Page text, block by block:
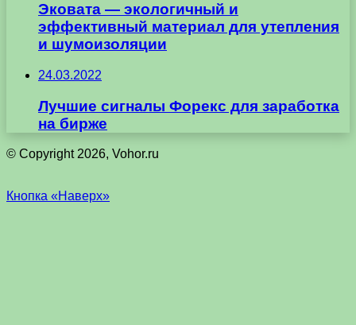
Эковата — экологичный и
эффективный материал для утепления
и шумоизоляции
24.03.2022
Лучшие сигналы Форекс для заработка
на бирже
© Copyright 2026, Vohor.ru
Кнопка «Наверх»